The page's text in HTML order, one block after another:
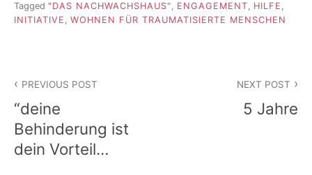
Tagged "DAS NACHWACHSHAUS", ENGAGEMENT, HILFE ,
INITIATIVE , WOHNEN FÜR TRAUMATISIERTE MENSCHEN
PREVIOUS POST
“deine
Behinderung ist
dein Vorteil…
NEXT POST
5 Jahre